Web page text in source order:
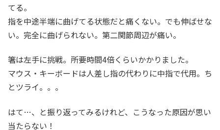
てる。
指を中途半端に曲げてる状態だと痛くない。でも伸ばせな
い。完全に曲げられない。第二関節周辺が痛い。
箸は左手に挑戦。所要時間4倍くらいかかりました。
マウス・キーボードは人差し指の代わりに中指で代用。ち
とツライ。。。
はて…、と振り返ってみるけれど、こうなった原因が思い
当たらない！